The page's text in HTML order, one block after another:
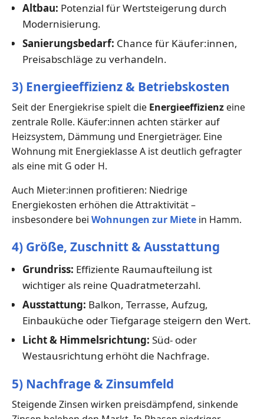
Altbau: Potenzial für Wertsteigerung durch
Modernisierung.
Sanierungsbedarf: Chance für Käufer:innen,
Preisabschläge zu verhandeln.
3) Energieeffizienz & Betriebskosten
Seit der Energiekrise spielt die Energieeffizienz eine
zentrale Rolle. Käufer:innen achten stärker auf
Heizsystem, Dämmung und Energieträger. Eine
Wohnung mit Energieklasse A ist deutlich gefragter
als eine mit G oder H.
Auch Mieter:innen profitieren: Niedrige
Energiekosten erhöhen die Attraktivität –
insbesondere bei Wohnungen zur Miete in Hamm.
4) Größe, Zuschnitt & Ausstattung
Grundriss: Effiziente Raumaufteilung ist
wichtiger als reine Quadratmeterzahl.
Ausstattung: Balkon, Terrasse, Aufzug,
Einbauküche oder Tiefgarage steigern den Wert.
Licht & Himmelsrichtung: Süd- oder
Westausrichtung erhöht die Nachfrage.
5) Nachfrage & Zinsumfeld
Steigende Zinsen wirken preisdämpfend, sinkende